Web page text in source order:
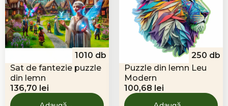
1010 db
Sat de fantezie puzzle
din lemn
136,70 lei
250 db
Puzzle din lemn Leu
Modern
100,68 lei